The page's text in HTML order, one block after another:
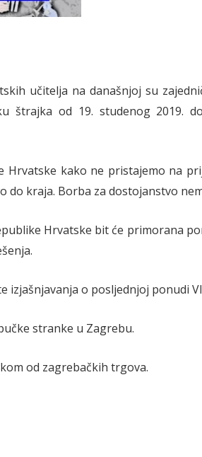
učitelja na današnjoj su
štrajka od 19. studenog 2019.
Hrvatske kako ne pristajemo na
kraja. Borba za dostojanstvo
Hrvatske bit će primorana
o posljednjoj ponudi
stranke u Zagrebu.
od zagrebačkih trgova.